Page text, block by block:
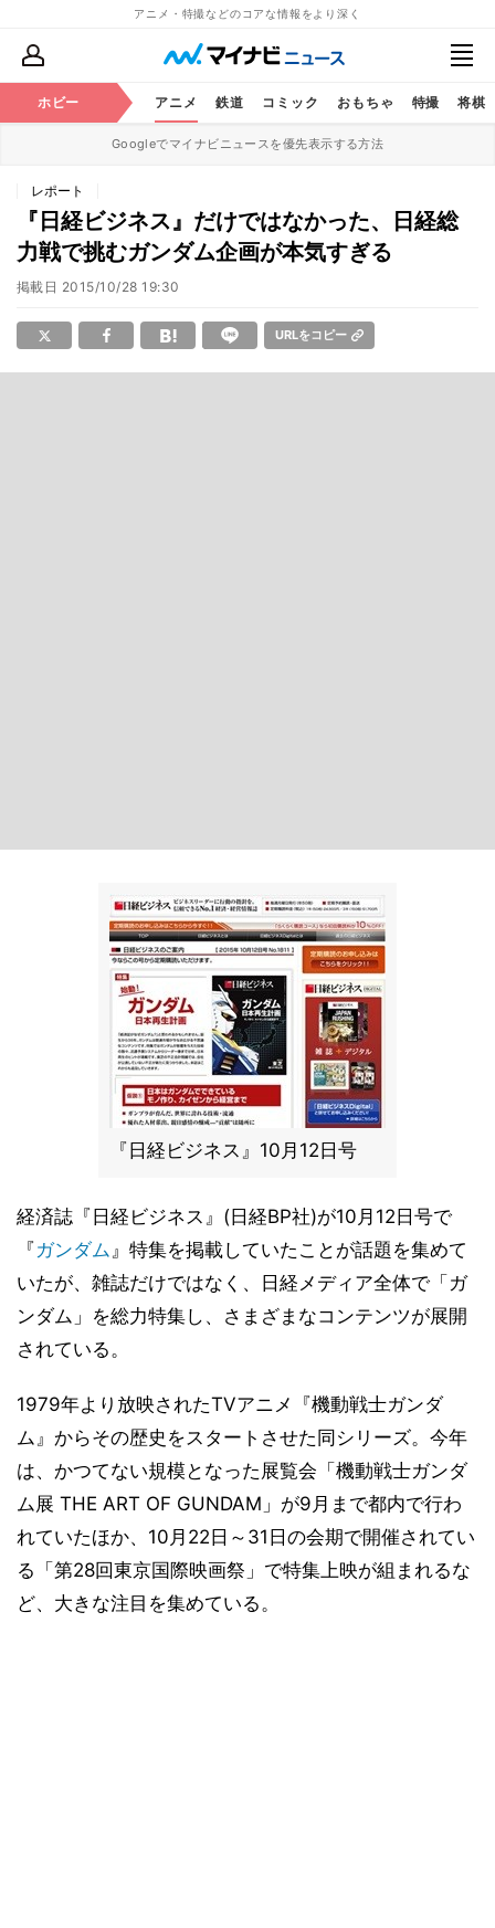
アニメ・特撮などのコアな情報をより深く
ホビー アニメ 鉄道 コミック おもちゃ 特撮 将棋
Googleでマイナビニュースを優先表示する方法
レポート
『日経ビジネス』だけではなかった、日経総
力戦で挑むガンダム企画が本気すぎる
掲載日 2015/10/28 19:30
URLをコピー
『日経ビジネス』10月12日号
経済誌『日経ビジネス』(日経BP社)が10月12日号で
『ガンダム』特集を掲載していたことが話題を集めて
いたが、雑誌だけではなく、日経メディア全体で「ガ
ンダム」を総力特集し、さまざまなコンテンツが展開
されている。
1979年より放映されたTVアニメ『機動戦士ガンダ
ム』からその歴史をスタートさせた同シリーズ。今年
は、かつてない規模となった展覧会「機動戦士ガンダ
ム展 THE ART OF GUNDAM」が9月まで都内で行わ
れていたほか、10月22日～31日の会期で開催されてい
る「第28回東京国際映画祭」で特集上映が組まれるな
ど、大きな注目を集めている。